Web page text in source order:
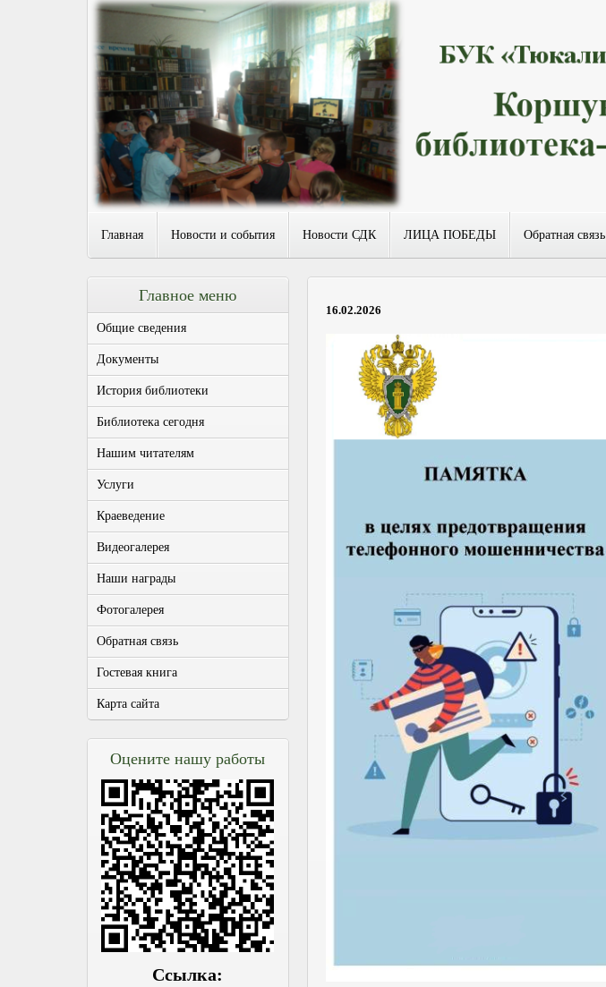
Главная Новости и события Новости СДК ЛИЦА ПОБЕДЫ Обратная связь
16.02.2026
Главное меню
Общие сведения
Документы
История библиотеки
Библиотека сегодня
Нашим читателям
Услуги
Краеведение
Видеогалерея
Наши награды
Фотогалерея
Обратная связь
Гостевая книга
Карта сайта
Оцените нашу работы
Ссылка: